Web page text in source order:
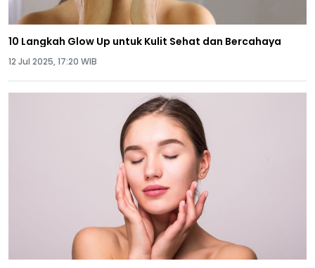
10 Langkah Glow Up untuk Kulit Sehat dan Bercahaya
12 Jul 2025, 17:20 WIB